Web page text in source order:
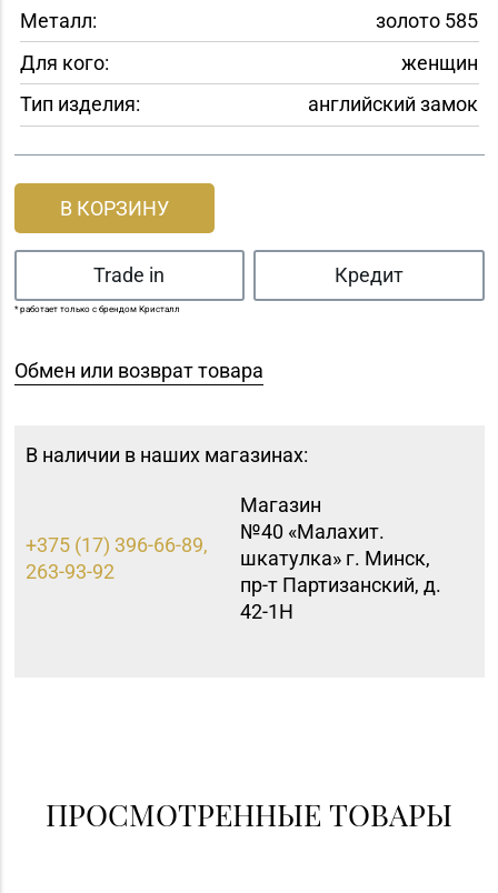
Металл:
золото 585
Для кого:
женщин
Тип изделия:
английский замок
В КОРЗИНУ
Trade in Кредит
* работает только с брендом Кристалл
Обмен или возврат товара
В наличии в наших магазинах:
+375 (17) 396-66-89,
263-93-92
Магазин
№40 «Малахит.
шкатулка» г. Минск,
пр-т Партизанский, д.
42-1Н
ПРОСМОТРЕННЫЕ ТОВАРЫ